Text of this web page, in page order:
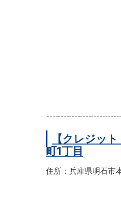
【クレジッ
町1丁目
住所：兵庫県明石市